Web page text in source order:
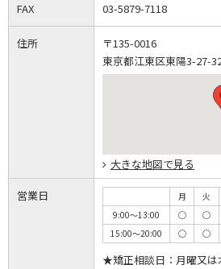
FAX 03-5879-7118
住所
〒135-0016
東京都江東区東陽3-27-
大きな地図で見る
営業日 月 火
9:00～13:00
◯ ◯
15:00～20:00
◯ ◯
★矯正相談日：月曜又は